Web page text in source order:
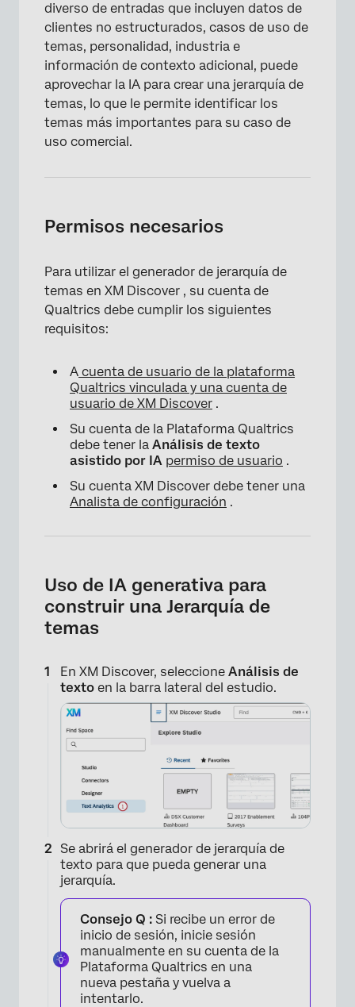
diverso de entradas que incluyen datos de
clientes no estructurados, casos de uso de
temas, personalidad, industria e
información de contexto adicional, puede
aprovechar la IA para crear una jerarquía de
temas, lo que le permite identificar los
temas más importantes para su caso de
uso comercial.
Permisos necesarios
Para utilizar el generador de jerarquía de
temas en XM Discover , su cuenta de
Qualtrics debe cumplir los siguientes
requisitos:
A cuenta de usuario de la plataforma
Qualtrics vinculada y una cuenta de
usuario de XM Discover .
Su cuenta de la Plataforma Qualtrics
debe tener la Análisis de texto
asistido por IA permiso de usuario .
Su cuenta XM Discover debe tener una
Analista de configuración .
Uso de IA generativa para
construir una Jerarquía de
temas
En XM Discover, seleccione Análisis de
texto en la barra lateral del estudio.
Se abrirá el generador de jerarquía de
texto para que pueda generar una
jerarquía.
Consejo Q : Si recibe un error de
inicio de sesión, inicie sesión
manualmente en su cuenta de la
Plataforma Qualtrics en una
nueva pestaña y vuelva a
intentarlo.